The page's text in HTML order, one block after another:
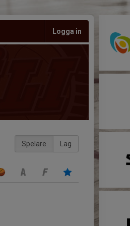
Logga in
Spelare Lag